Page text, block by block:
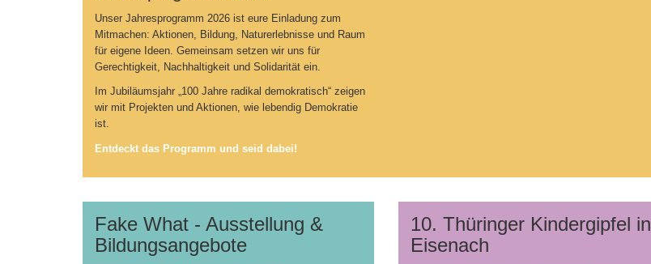
Unser Jahresprogramm 2026 ist eure Einladung zum
Mitmachen: Aktionen, Bildung, Naturerlebnisse und Raum
für eigene Ideen. Gemeinsam setzen wir uns für
Gerechtigkeit, Nachhaltigkeit und Solidarität ein.
Im Jubiläumsjahr „100 Jahre radikal demokratisch“ zeigen
wir mit Projekten und Aktionen, wie lebendig Demokratie
ist.
Entdeckt das Programm und seid dabei!
Fake What - Ausstellung &
Bildungsangebote
10. Thüringer Kindergipfel in
Eisenach